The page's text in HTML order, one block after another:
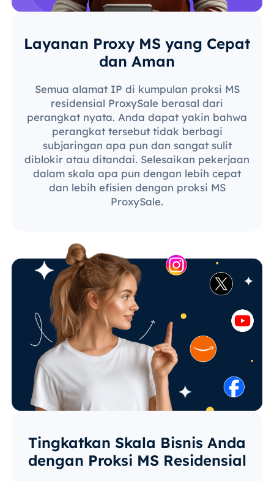
Layanan Proxy MS yang Cepat
dan Aman
Semua alamat IP di kumpulan proksi MS
residensial ProxySale berasal dari
perangkat nyata. Anda dapat yakin bahwa
perangkat tersebut tidak berbagi
subjaringan apa pun dan sangat sulit
diblokir atau ditandai. Selesaikan pekerjaan
dalam skala apa pun dengan lebih cepat
dan lebih efisien dengan proksi MS
ProxySale.
Tingkatkan Skala Bisnis Anda
dengan Proksi MS Residensial